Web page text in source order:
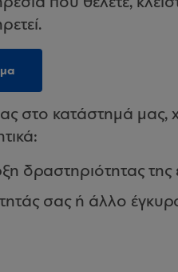
στο κατάστημά μας,
δραστηριότητας της
σας ή άλλο